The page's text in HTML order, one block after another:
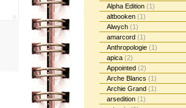
Alpha Edition (1)
altbooken (1)
Alwych (1)
amarcord (1)
Anthropologie (1)
apica (2)
Appointed (2)
Arche Blancs (1)
Archie Grand (1)
arsedition (1)